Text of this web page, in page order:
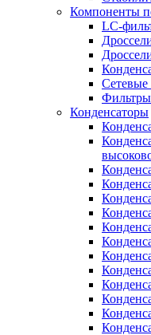
Компоненты
LC-
Конденсаторы